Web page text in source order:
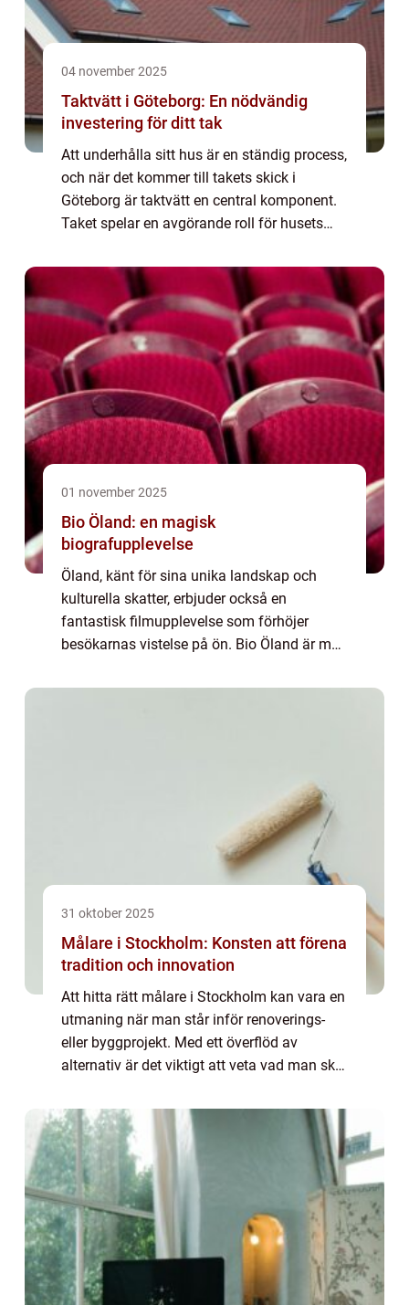
04 november 2025
Taktvätt i Göteborg: En nödvändig
investering för ditt tak
Att underhålla sitt hus är en ständig process,
och när det kommer till takets skick i
Göteborg är taktvätt en central komponent.
Taket spelar en avgörande roll för husets
01 november 2025
Bio Öland: en magisk
biografupplevelse
Öland, känt för sina unika landskap och
kulturella skatter, erbjuder också en
fantastisk filmupplevelse som förhöjer
besökarnas vistelse på ön. Bio Öland är mer
31 oktober 2025
Målare i Stockholm: Konsten att förena
tradition och innovation
Att hitta rätt målare i Stockholm kan vara en
utmaning när man står inför renoverings-
eller byggprojekt. Med ett överflöd av
alternativ är det viktigt att veta vad man ska